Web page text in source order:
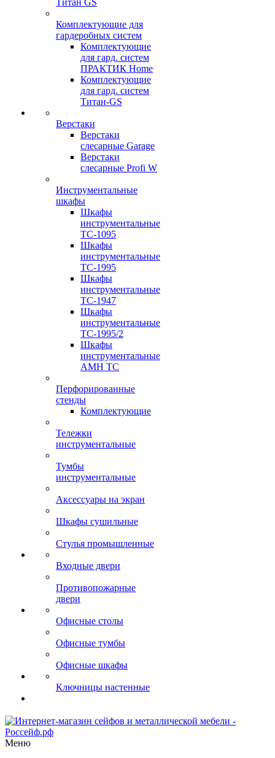
Титан GS
Комплектующие для
гардеробных систем
Комплектующие
для гард. систем
ПРАКТИК Home
Комплектующие
для гард. систем
Титан-GS
Верстаки
Верстаки
слесарные Garage
Верстаки
слесарные Profi W
Инструментальные
шкафы
Шкафы
инструментальные
TC-1095
Шкафы
инструментальные
TC-1995
Шкафы
инструментальные
TC-1947
Шкафы
инструментальные
TC-1995/2
Шкафы
инструментальные
AMH TC
Перфорированные
стенды
Комплектующие
Тележки
инструментальные
Тумбы
инструментальные
Аксессуары на экран
Шкафы сушильные
Стулья промышленные
Входные двери
Противопожарные
двери
Офисные столы
Офисные тумбы
Офисные шкафы
Ключницы настенные
Меню